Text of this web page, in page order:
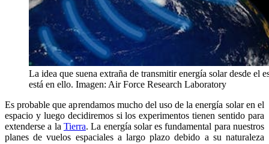
La idea que suena extraña de transmitir energía solar desde
está en ello. Imagen: Air Force Research Laboratory
Es probable que aprendamos mucho del uso de la energía solar en el
espacio y luego decidiremos si los experimentos tienen sentido para
extenderse a la Tierra. La energía solar es fundamental para nuestros
planes de vuelos espaciales a largo plazo debido a su naturaleza